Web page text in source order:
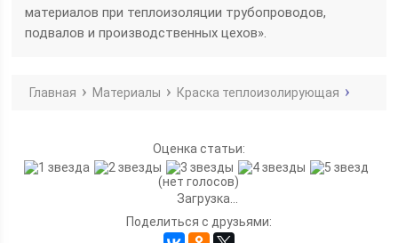
материалов при теплоизоляции трубопроводов,
подвалов и производственных цехов».
Главная Материалы Краска теплоизолирующая
Оценка статьи:
(нет голосов)
Загрузка...
Поделиться с друзьями: